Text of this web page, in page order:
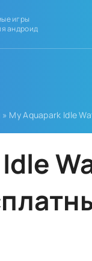
игры
андроид
» My Aquapark Idle